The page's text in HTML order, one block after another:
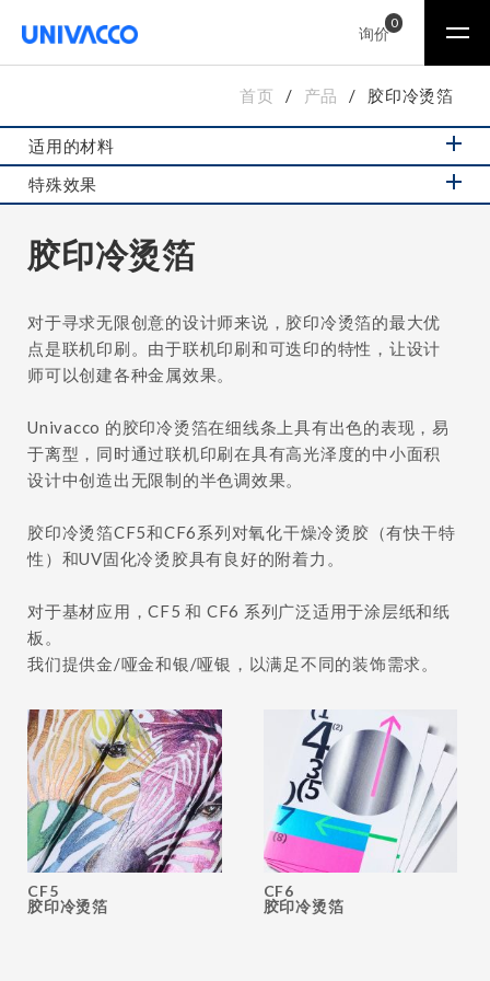
询价
0
首页 产品 胶印冷烫箔
适用的材料
特殊效果
胶印冷烫箔
对于寻求无限创意的设计师来说，胶印冷烫箔的最大优
点是联机印刷。由于联机印刷和可迭印的特性，让设计
师可以创建各种金属效果。
Univacco 的胶印冷烫箔在细线条上具有出色的表现，易
于离型，同时通过联机印刷在具有高光泽度的中小面积
设计中创造出无限制的半色调效果。
胶印冷烫箔CF5和CF6系列对氧化干燥冷烫胶（有快干特
性）和UV固化冷烫胶具有良好的附着力。
对于基材应用，CF5 和 CF6 系列广泛适用于涂层纸和纸
板。
我们提供金/哑金和银/哑银，以满足不同的装饰需求。
CF5
胶印冷烫箔
CF6
胶印冷烫箔